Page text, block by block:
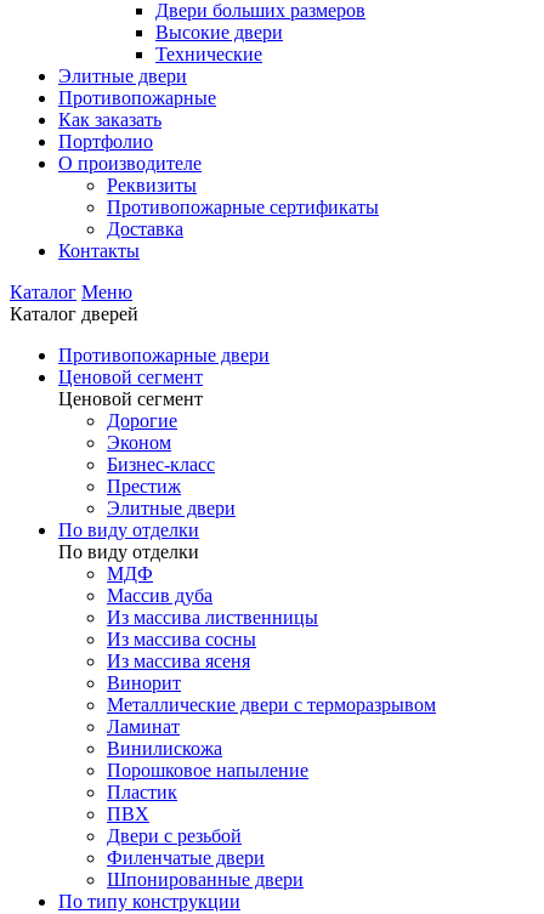
Двери больших размеров
Высокие двери
Технические
Элитные двери
Противопожарные
Как заказать
Портфолио
О производителе
Реквизиты
Противопожарные сертификаты
Доставка
Контакты
Каталог Меню
Каталог дверей
Противопожарные двери
Ценовой сегмент
Ценовой сегмент
Дорогие
Эконом
Бизнес-класс
Престиж
Элитные двери
По виду отделки
По виду отделки
МДФ
Массив дуба
Из массива лиственницы
Из массива сосны
Из массива ясеня
Винорит
Металлические двери с терморазрывом
Ламинат
Винилискожа
Порошковое напыление
Пластик
ПВХ
Двери с резьбой
Филенчатые двери
Шпонированные двери
По типу конструкции